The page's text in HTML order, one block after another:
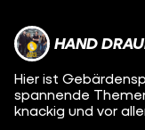
HAND
Hier ist
spannende
knackig und vor